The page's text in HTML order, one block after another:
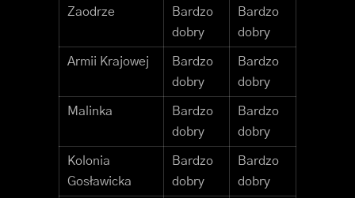
Zaodrze
Bardzo
dobry
Bardzo
dobry
Armii Krajowej
Bardzo
dobry
Bardzo
dobry
Malinka
Bardzo
dobry
Bardzo
dobry
Kolonia
Gosławicka
Bardzo
dobry
Bardzo
dobry